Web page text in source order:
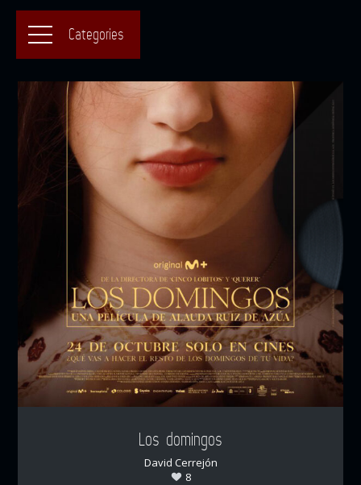
Categories
Los domingos
David Cerrejón
8